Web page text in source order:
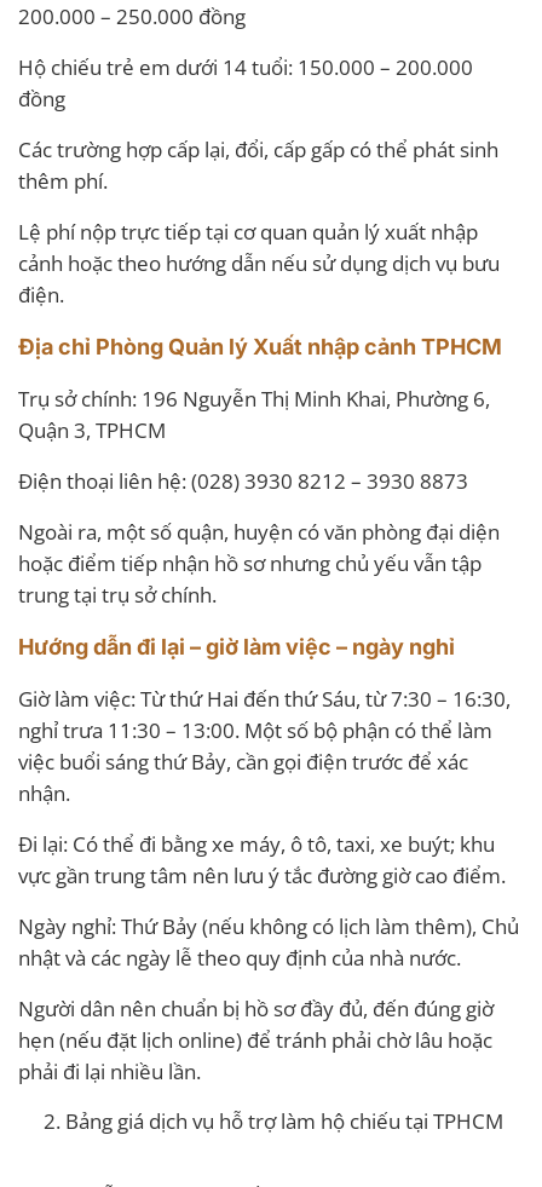
200.000 – 250.000 đồng
Hộ chiếu trẻ em dưới 14 tuổi: 150.000 – 200.000
đồng
Các trường hợp cấp lại, đổi, cấp gấp có thể phát sinh
thêm phí.
Lệ phí nộp trực tiếp tại cơ quan quản lý xuất nhập
cảnh hoặc theo hướng dẫn nếu sử dụng dịch vụ bưu
điện.
Địa chỉ Phòng Quản lý Xuất nhập cảnh TPHCM
Trụ sở chính: 196 Nguyễn Thị Minh Khai, Phường 6,
Quận 3, TPHCM
Điện thoại liên hệ: (028) 3930 8212 – 3930 8873
Ngoài ra, một số quận, huyện có văn phòng đại diện
hoặc điểm tiếp nhận hồ sơ nhưng chủ yếu vẫn tập
trung tại trụ sở chính.
Hướng dẫn đi lại – giờ làm việc – ngày nghỉ
Giờ làm việc: Từ thứ Hai đến thứ Sáu, từ 7:30 – 16:30,
nghỉ trưa 11:30 – 13:00. Một số bộ phận có thể làm
việc buổi sáng thứ Bảy, cần gọi điện trước để xác
nhận.
Đi lại: Có thể đi bằng xe máy, ô tô, taxi, xe buýt; khu
vực gần trung tâm nên lưu ý tắc đường giờ cao điểm.
Ngày nghỉ: Thứ Bảy (nếu không có lịch làm thêm), Chủ
nhật và các ngày lễ theo quy định của nhà nước.
Người dân nên chuẩn bị hồ sơ đầy đủ, đến đúng giờ
hẹn (nếu đặt lịch online) để tránh phải chờ lâu hoặc
phải đi lại nhiều lần.
Bảng giá dịch vụ hỗ trợ làm hộ chiếu tại TPHCM